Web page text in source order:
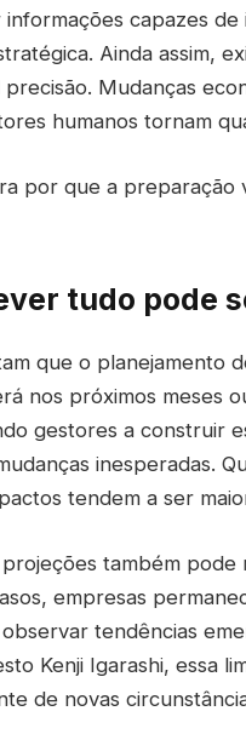
informações capazes
Ainda assim,
Mudanças
humanos tornam
por que a preparação
tudo pode
que o planejamento
nos próximos meses
gestores a construir
inesperadas.
tendem a ser
também pode
empresas
tendências
Kenji Igarashi, essa
de novas